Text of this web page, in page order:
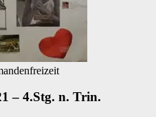
– 4.Stg. n. Trin.